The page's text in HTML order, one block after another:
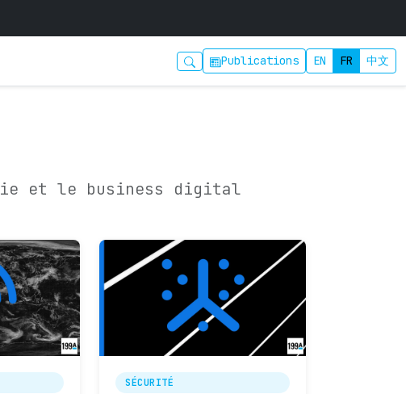
Publications EN FR 中文
et le business digital
SÉCURITÉ